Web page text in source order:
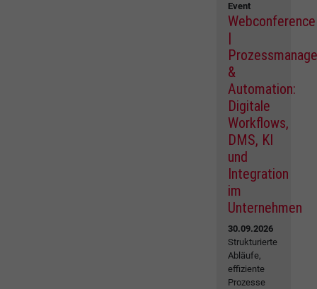
Event
Webconference
|
&
Automation:
Digitale
Workflows,
DMS, KI
und
Integration
im
Unternehmen
30.09.2026
Strukturierte
Abläufe,
effiziente
Prozesse